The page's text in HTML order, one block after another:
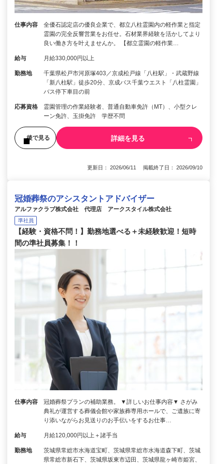
仕事内容
全優石認定店の優良企業で、都立八柱霊園内の軽作業と指定
霊園の完全反響営業をお任せ。石材業界経験を活かしてより
良い働き方を叶えませんか。 【都立霊園の軽作業…
給与 月給330,000円以上
勤務地
千葉県松戸市河原塚403／京成松戸線「八柱駅」・武蔵野線
「新八柱駅」徒歩20分、京成バス千葉ウエスト「八柱霊園」
バス停下車目の前
応募資格
霊園管理の作業経験者、普通自動車免許（MT）、小型クレ
ーン免許、玉掛免許 学歴不問
後で見る 詳細を見る
更新日： 2026/06/11 掲載終了日： 2026/09/10
冠婚葬祭のアシスタントアドバイザー
アルファクラブ株式会社 代理店 アークスタイル株式会社
準社員
【経験・資格不問！】勤務地選べる＋未経験歓迎！短時
間の準社員募集！！
仕事内容
冠婚葬祭プランの補助業務。 ▼詳しいお仕事内容▼ さがみ
典礼が運営する葬儀会館や家族葬専用ホールで、ご遺族に寄
り添いながらお見送りのお手伝いをするお仕事…
給与 月給120,000円以上＋諸手当
勤務地
茨城県常総市水海道宝町、茨城県常総市水海道森下町、茨城
県常総市新石下、茨城県坂東市辺田、茨城県龍ヶ崎市姫宮、